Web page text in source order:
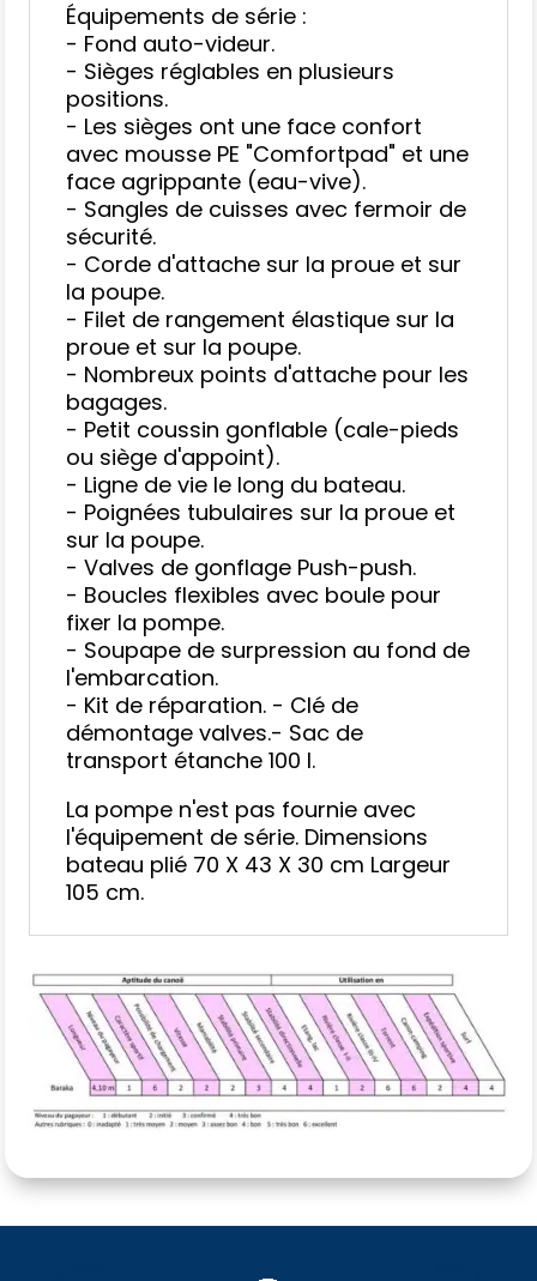
Équipements de série :
- Fond auto-videur.
- Sièges réglables en plusieurs
positions.
- Les sièges ont une face confort
avec mousse PE "Comfortpad" et une
face agrippante (eau-vive).
- Sangles de cuisses avec fermoir de
sécurité.
- Corde d'attache sur la proue et sur
la poupe.
- Filet de rangement élastique sur la
proue et sur la poupe.
- Nombreux points d'attache pour les
bagages.
- Petit coussin gonflable (cale-pieds
ou siège d'appoint).
- Ligne de vie le long du bateau.
- Poignées tubulaires sur la proue et
sur la poupe.
- Valves de gonflage Push-push.
- Boucles flexibles avec boule pour
fixer la pompe.
- Soupape de surpression au fond de
l'embarcation.
- Kit de réparation. - Clé de
démontage valves.- Sac de
transport étanche 100 l.
La pompe n'est pas fournie avec
l'équipement de série. Dimensions
bateau plié 70 X 43 X 30 cm Largeur
105 cm.